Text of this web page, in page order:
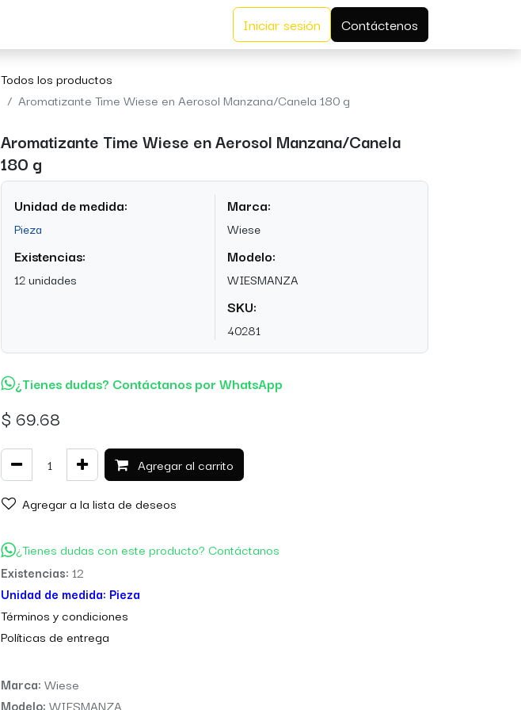
Iniciar sesión Contáctenos
Todos los productos
Aromatizante Time Wiese en Aerosol Manzana/Canela 180 g
Aromatizante Time Wiese en Aerosol Manzana/Canela
180 g
Unidad de medida:
Pieza
Existencias:
12 unidades
Marca:
Wiese
Modelo:
WIESMANZA
SKU:
40281
¿Tienes dudas? Contáctanos por WhatsApp
$ 69.68
Agregar al carrito
Agregar a la lista de deseos
¿Tienes dudas con este producto? Contáctanos
Existencias: 12
Unidad de medida: Pieza
Términos y condiciones
Políticas de entrega
Marca: Wiese
Modelo: WIESMANZA